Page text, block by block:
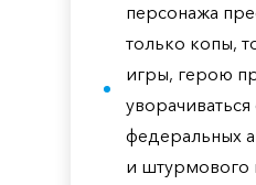
персонажа
только копы,
игры, герою
уворачиваться
федеральных
и штурмового